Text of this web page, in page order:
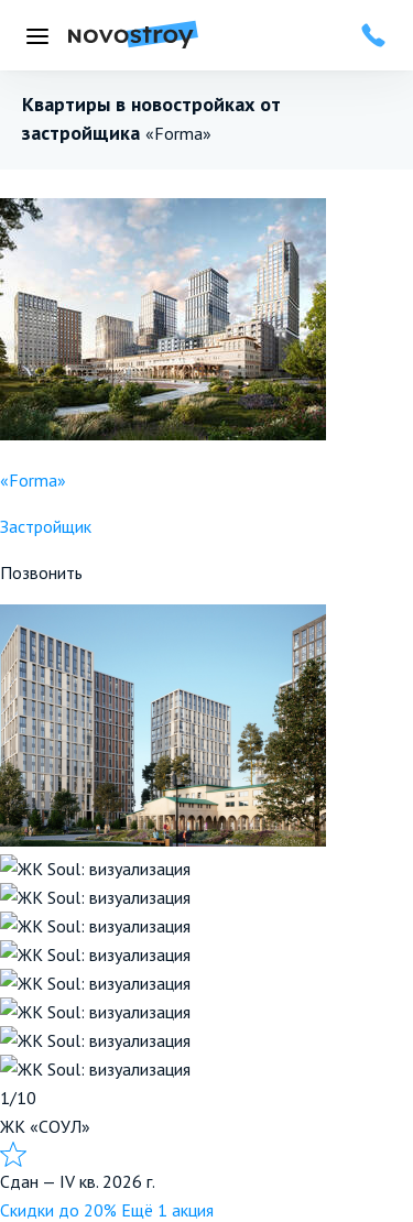
Меню
Квартиры в новостройках от
застройщика «Forma»
«Forma»
Застройщик
Позвонить
1/10
ЖК «СОУЛ»
Сдан — IV кв. 2026 г.
Скидки до 20% Ещё 1 акция